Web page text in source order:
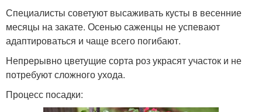
Специалисты советуют высаживать кусты в весенние
месяцы на закате. Осенью саженцы не успевают
адаптироваться и чаще всего погибают.
Непрерывно цветущие сорта роз украсят участок и не
потребуют сложного ухода.
Процесс посадки: